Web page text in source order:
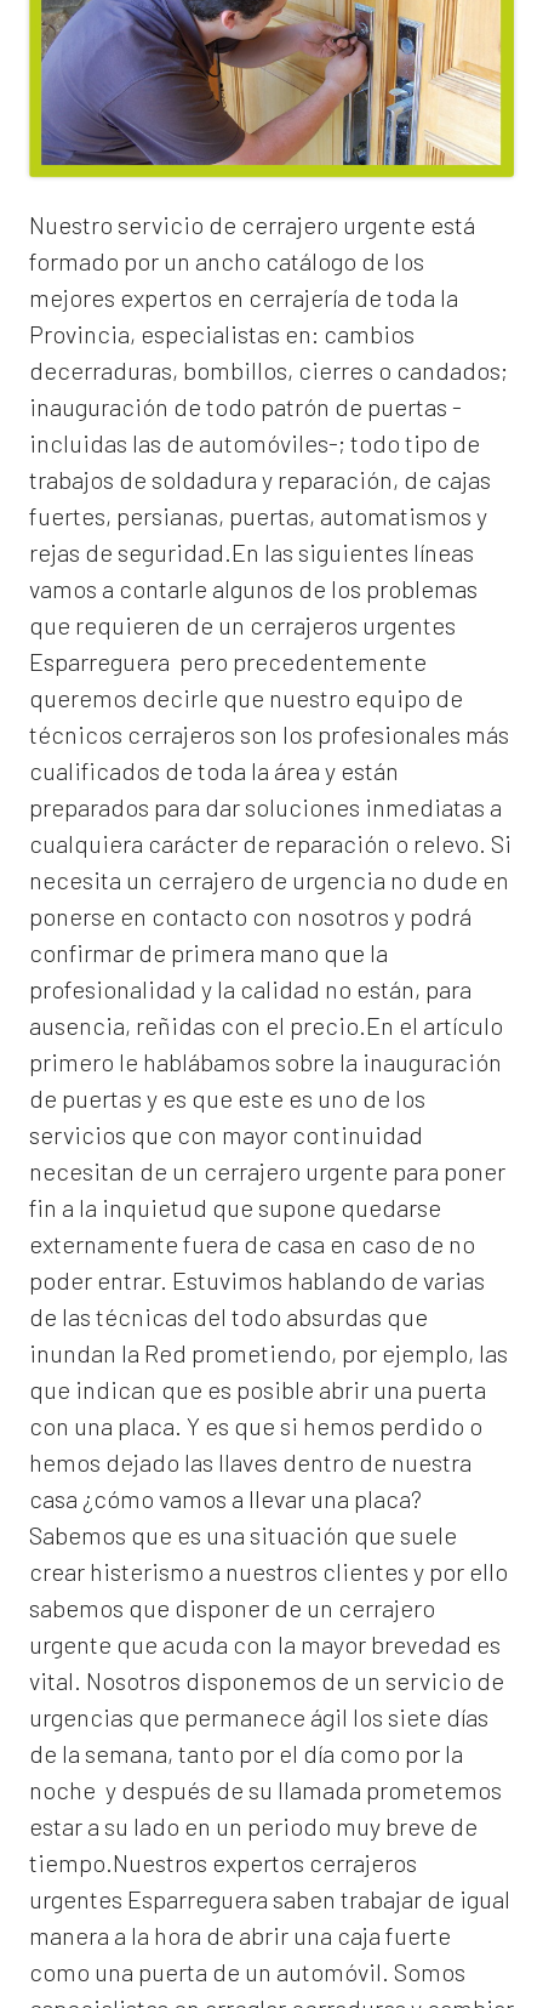
Nuestro servicio de cerrajero urgente está
formado por un ancho catálogo de los
mejores expertos en cerrajería de toda la
Provincia, especialistas en: cambios
decerraduras, bombillos, cierres o candados;
inauguración de todo patrón de puertas -
incluidas las de automóviles-; todo tipo de
trabajos de soldadura y reparación, de cajas
fuertes, persianas, puertas, automatismos y
rejas de seguridad.En las siguientes líneas
vamos a contarle algunos de los problemas
que requieren de un cerrajeros urgentes
Esparreguera pero precedentemente
queremos decirle que nuestro equipo de
técnicos cerrajeros son los profesionales más
cualificados de toda la área y están
preparados para dar soluciones inmediatas a
cualquiera carácter de reparación o relevo. Si
necesita un cerrajero de urgencia no dude en
ponerse en contacto con nosotros y podrá
confirmar de primera mano que la
profesionalidad y la calidad no están, para
ausencia, reñidas con el precio.En el artículo
primero le hablábamos sobre la inauguración
de puertas y es que este es uno de los
servicios que con mayor continuidad
necesitan de un cerrajero urgente para poner
fin a la inquietud que supone quedarse
externamente fuera de casa en caso de no
poder entrar. Estuvimos hablando de varias
de las técnicas del todo absurdas que
inundan la Red prometiendo, por ejemplo, las
que indican que es posible abrir una puerta
con una placa. Y es que si hemos perdido o
hemos dejado las llaves dentro de nuestra
casa ¿cómo vamos a llevar una placa?
Sabemos que es una situación que suele
crear histerismo a nuestros clientes y por ello
sabemos que disponer de un cerrajero
urgente que acuda con la mayor brevedad es
vital. Nosotros disponemos de un servicio de
urgencias que permanece ágil los siete días
de la semana, tanto por el día como por la
noche y después de su llamada prometemos
estar a su lado en un periodo muy breve de
tiempo.Nuestros expertos cerrajeros
urgentes Esparreguera saben trabajar de igual
manera a la hora de abrir una caja fuerte
como una puerta de un automóvil. Somos